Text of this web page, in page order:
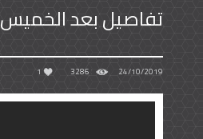
تفاصيل بعد الخميس
24/10/2019
3286
1